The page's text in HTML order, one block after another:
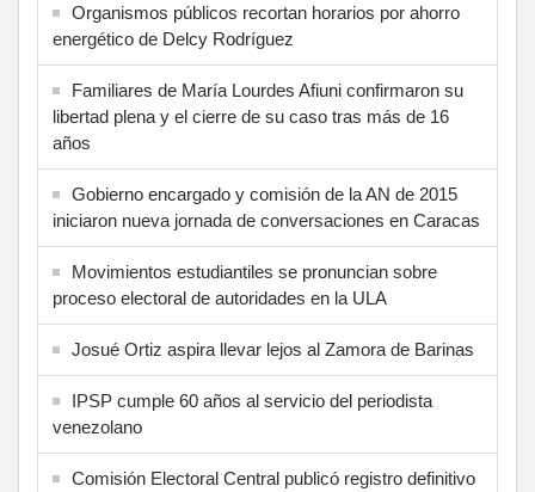
Organismos públicos recortan horarios por ahorro
energético de Delcy Rodríguez
Familiares de María Lourdes Afiuni confirmaron su
libertad plena y el cierre de su caso tras más de 16
años
Gobierno encargado y comisión de la AN de 2015
iniciaron nueva jornada de conversaciones en Caracas
Movimientos estudiantiles se pronuncian sobre
proceso electoral de autoridades en la ULA
Josué Ortiz aspira llevar lejos al Zamora de Barinas
IPSP cumple 60 años al servicio del periodista
venezolano
Comisión Electoral Central publicó registro definitivo